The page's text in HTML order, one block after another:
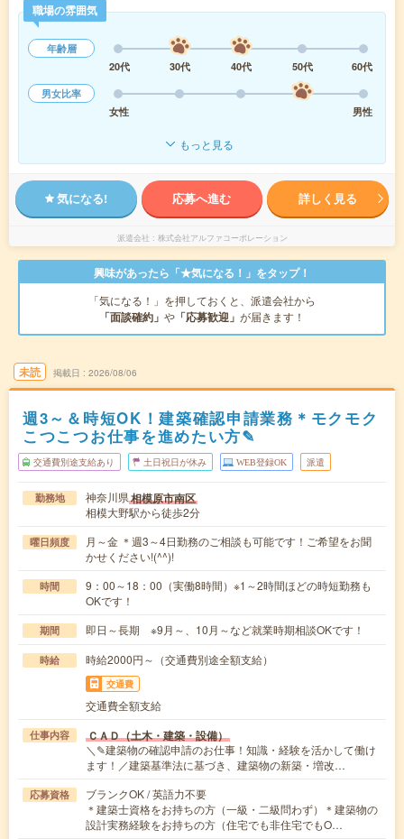
職場の雰囲気
年齢層
20代
30代 40代 50代
60代
男女比率
女性
男性
もっと見る
気になる! 応募へ進む 詳しく見る
派遣会社 株式会社アルファコーポレーション
興味があったら「★気になる！」をタップ！
「気になる！」を押しておくと、派遣会社から
「面談確約」 や 「応募歓迎」 が届きます！
未読 掲載日 2026/08/06
週3～＆時短OK！建築確認申請業務＊モクモク
こつこつお仕事を進めたい方✎
交通費別途支給あり 土日祝日が休み WEB登録OK 派遣
勤務地 神奈川県相模原市南区
相模大野駅から徒歩2分
曜日頻度
月～金 ＊週3～4日勤務のご相談も可能です！ご希望をお聞
かせください!(^^)!
時間
9：00～18：00（実働8時間）※1～2時間ほどの時短勤務も
OKです！
期間 即日～長期 ※9月～、10月～など就業時期相談OKです！
時給 時給2000円～（交通費別途全額支給）
交通費
交通費全額支給
仕事内容 ＣＡＤ（土木・建築・設備）
＼✎建築物の確認申請のお仕事！知識・経験を活かして働け
ます！／建築基準法に基づき、建築物の新築・増改…
応募資格
ブランクOK / 英語力不要
＊建築士資格をお持ちの方（一級・二級問わず）＊建築物の
設計実務経験をお持ちの方（住宅でも非住宅でもO…